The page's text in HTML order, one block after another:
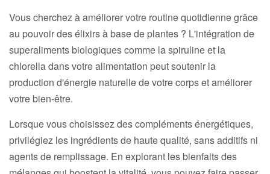
Vous cherchez à améliorer votre routine quotidienne grâce
au pouvoir des élixirs à base de plantes ? L'intégration de
superaliments biologiques comme la spiruline et la
chlorella dans votre alimentation peut soutenir la
production d'énergie naturelle de votre corps et améliorer
votre bien-être.
Lorsque vous choisissez des compléments énergétiques,
privilégiez les ingrédients de haute qualité, sans additifs ni
agents de remplissage. En explorant les bienfaits des